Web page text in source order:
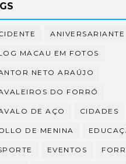
ANIVERSARIANTE
MACAU EM FOTOS
NETO ARAÚJO
DO FORRÓ
DE AÇO CIDADES
DE MENINA
EVENTOS